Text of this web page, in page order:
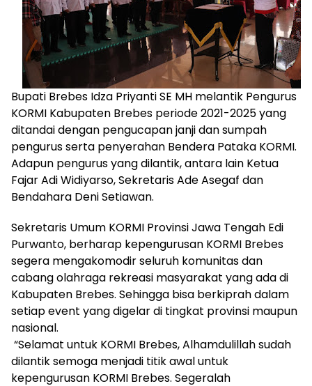
Bupati Brebes Idza Priyanti SE MH melantik Pengurus
KORMI Kabupaten Brebes periode 2021-2025 yang
ditandai dengan pengucapan janji dan sumpah
pengurus serta penyerahan Bendera Pataka KORMI.
Adapun pengurus yang dilantik, antara lain Ketua
Fajar Adi Widiyarso, Sekretaris Ade Asegaf dan
Bendahara Deni Setiawan.
Sekretaris Umum KORMI Provinsi Jawa Tengah Edi
Purwanto, berharap kepengurusan KORMI Brebes
segera mengakomodir seluruh komunitas dan
cabang olahraga rekreasi masyarakat yang ada di
Kabupaten Brebes. Sehingga bisa berkiprah dalam
setiap event yang digelar di tingkat provinsi maupun
nasional.
“Selamat untuk KORMI Brebes, Alhamdulillah sudah
dilantik semoga menjadi titik awal untuk
kepengurusan KORMI Brebes. Segeralah